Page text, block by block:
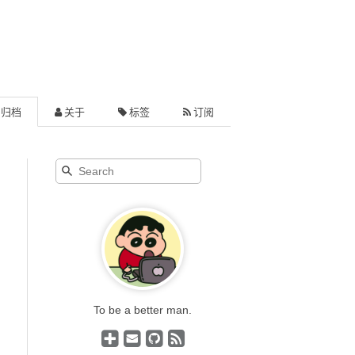
归档 关于 标签 订阅
To be a better man.